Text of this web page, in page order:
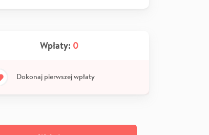
Wpłaty: 0
Dokonaj pierwszej wpłaty